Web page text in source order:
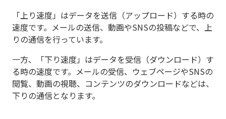
「上り速度」はデータを送信（アップロード）する時の
速度です。メールの送信、動画やSNSの投稿などで、上
りの通信を行っています。
一方、「下り速度」はデータを受信（ダウンロード）す
る時の速度です。メールの受信、ウェブページやSNSの
閲覧、動画の視聴、コンテンツのダウンロードなどは、
下りの通信となります。